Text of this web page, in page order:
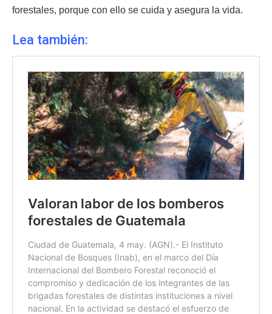
forestales, porque con ello se cuida y asegura la vida.
Lea también: